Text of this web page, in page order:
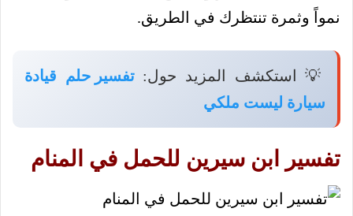
نمواً وثمرة تنتظرك في الطريق.
💡 استكشف المزيد حول:تفسير حلم قيادة
سيارة ليست ملكي
تفسير ابن سيرين للحمل في المنام